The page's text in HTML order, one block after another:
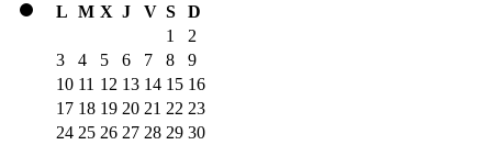
L M X J V S D
1
2
3
4 5 6 7 8
9
10 11 12 13 14 15 16
17 18 19 20 21 22 23
24 25 26 27 28 29 30